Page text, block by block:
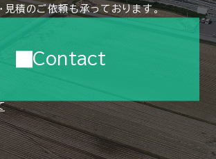
見積のご依頼も承っております。
Contact